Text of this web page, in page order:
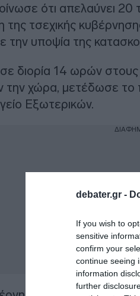
debater.gr -
If you wish to
sensitive
confirm your
continue seeing
information
further
ότι απελαύνει
τσεχικής
την υποψία της
διορία 14 ωρών στους
την χώρα, μετέδωσε το
Εξωτερικών.